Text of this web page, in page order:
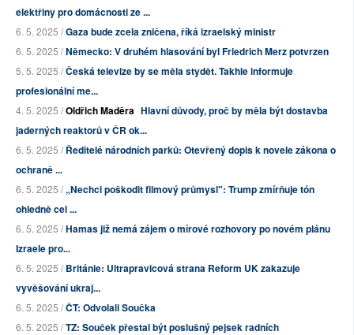
elektřiny pro domácnosti ze ...
6. 5. 2025 /Gaza bude zcela zničena, říká izraelský ministr
6. 5. 2025 /Německo: V druhém hlasování byl Friedrich Merz potvrzen
5. 5. 2025 /Česká televize by se měla stydět. Takhle informuje
profesionální me...
4. 5. 2025 /Oldřich Maděra Hlavní důvody, proč by měla být dostavba
jaderných reaktorů v ČR ok...
6. 5. 2025 /Ředitelé národních parků: Otevřený dopis k novele zákona o
ochraně ...
6. 5. 2025 /„Nechci poškodit filmový průmysl": Trump zmírňuje tón
ohledně cel ...
6. 5. 2025 /Hamas již nemá zájem o mírové rozhovory po novém plánu
Izraele pro...
6. 5. 2025 /Británie: Ultrapravicová strana Reform UK zakazuje
vyvěšování ukraj...
6. 5. 2025 /ČT: Odvolali Součka
6. 5. 2025 /TZ: Souček přestal být poslušný pejsek radních